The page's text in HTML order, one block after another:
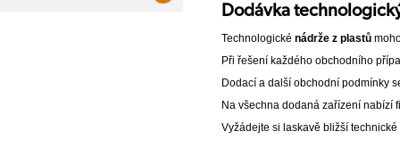
Dodávka
Technologické nádrže z plastů
Při řešení každého obchodního
Dodací a další obchodní podmínky
Na všechna dodaná zařízení nabízí
Vyžádejte si laskavě bližší